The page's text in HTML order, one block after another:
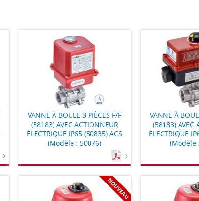
VANNE À BOULE 3 PIÈCES F/F
(58183) AVEC ACTIONNEUR
ÉLECTRIQUE IP65 (50835) ACS
(Modèle : 50076)
VANNE À
(58183) AVEC
ÉLECTRIQUE
(Modèle
NOUVEAU